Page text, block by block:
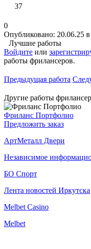
37
0
Опубликовано: 20.06.25 в
Лучшие работы
Войдите или
работы фрилансеров.
Предыдущая работа
Другие работы
Фриланс Портфолио
Предложить заказ
АртМеталл Двери
Независимое
БО Спорт
Лента новостей Иркутска
Melbet Casino
Melbet